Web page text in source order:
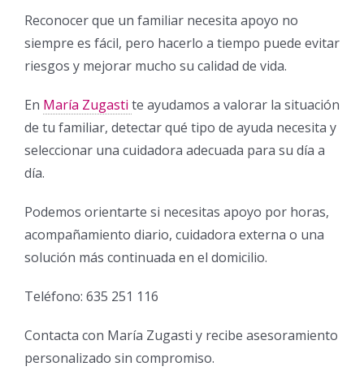
Reconocer que un familiar necesita apoyo no
siempre es fácil, pero hacerlo a tiempo puede evitar
riesgos y mejorar mucho su calidad de vida.
En María Zugasti te ayudamos a valorar la situación
de tu familiar, detectar qué tipo de ayuda necesita y
seleccionar una cuidadora adecuada para su día a
día.
Podemos orientarte si necesitas apoyo por horas,
acompañamiento diario, cuidadora externa o una
solución más continuada en el domicilio.
Teléfono: 635 251 116
Contacta con María Zugasti y recibe asesoramiento
personalizado sin compromiso.